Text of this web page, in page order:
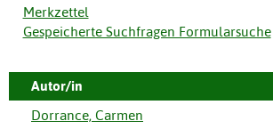
Merkzettel
Gespeicherte Suchfragen Formularsuche
Autor/in
Dorrance, Carmen